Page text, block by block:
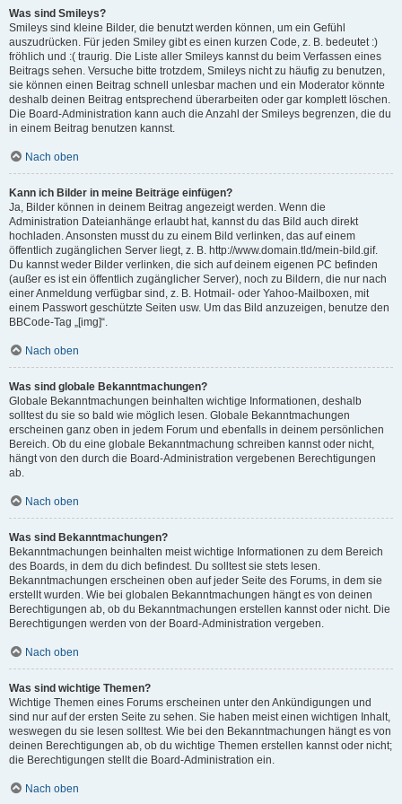
Was sind Smileys?
Smileys sind kleine Bilder, die benutzt werden können, um ein Gefühl
auszudrücken. Für jeden Smiley gibt es einen kurzen Code, z. B. bedeutet :)
fröhlich und :( traurig. Die Liste aller Smileys kannst du beim Verfassen eines
Beitrags sehen. Versuche bitte trotzdem, Smileys nicht zu häufig zu benutzen,
sie können einen Beitrag schnell unlesbar machen und ein Moderator könnte
deshalb deinen Beitrag entsprechend überarbeiten oder gar komplett löschen.
Die Board-Administration kann auch die Anzahl der Smileys begrenzen, die du
in einem Beitrag benutzen kannst.
Nach oben
Kann ich Bilder in meine Beiträge einfügen?
Ja, Bilder können in deinem Beitrag angezeigt werden. Wenn die
Administration Dateianhänge erlaubt hat, kannst du das Bild auch direkt
hochladen. Ansonsten musst du zu einem Bild verlinken, das auf einem
öffentlich zugänglichen Server liegt, z. B. http://www.domain.tld/mein-bild.gif.
Du kannst weder Bilder verlinken, die sich auf deinem eigenen PC befinden
(außer es ist ein öffentlich zugänglicher Server), noch zu Bildern, die nur nach
einer Anmeldung verfügbar sind, z. B. Hotmail- oder Yahoo-Mailboxen, mit
einem Passwort geschützte Seiten usw. Um das Bild anzuzeigen, benutze den
BBCode-Tag „[img]“.
Nach oben
Was sind globale Bekanntmachungen?
Globale Bekanntmachungen beinhalten wichtige Informationen, deshalb
solltest du sie so bald wie möglich lesen. Globale Bekanntmachungen
erscheinen ganz oben in jedem Forum und ebenfalls in deinem persönlichen
Bereich. Ob du eine globale Bekanntmachung schreiben kannst oder nicht,
hängt von den durch die Board-Administration vergebenen Berechtigungen
ab.
Nach oben
Was sind Bekanntmachungen?
Bekanntmachungen beinhalten meist wichtige Informationen zu dem Bereich
des Boards, in dem du dich befindest. Du solltest sie stets lesen.
Bekanntmachungen erscheinen oben auf jeder Seite des Forums, in dem sie
erstellt wurden. Wie bei globalen Bekanntmachungen hängt es von deinen
Berechtigungen ab, ob du Bekanntmachungen erstellen kannst oder nicht. Die
Berechtigungen werden von der Board-Administration vergeben.
Nach oben
Was sind wichtige Themen?
Wichtige Themen eines Forums erscheinen unter den Ankündigungen und
sind nur auf der ersten Seite zu sehen. Sie haben meist einen wichtigen Inhalt,
weswegen du sie lesen solltest. Wie bei den Bekanntmachungen hängt es von
deinen Berechtigungen ab, ob du wichtige Themen erstellen kannst oder nicht;
die Berechtigungen stellt die Board-Administration ein.
Nach oben